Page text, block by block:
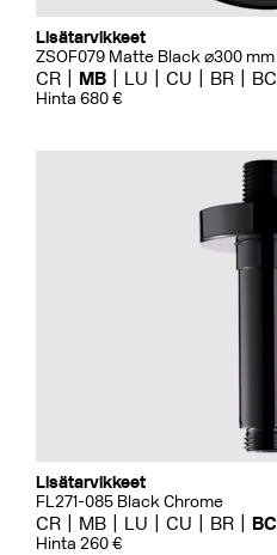
Lisätarvikkeet
ZSOF079 Matte Black ⌀300 mm
CR MB LU CU BR BC
Hinta 680 €
Lisätarvikkeet
FL271-085 Black Chrome
CR MB LU CU BR BC
Hinta 260 €